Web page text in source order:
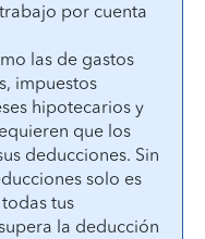
por cuenta
las de gastos
impuestos
hipotecarios y
que los
deducciones. Sin
solo es
tus
la deducción